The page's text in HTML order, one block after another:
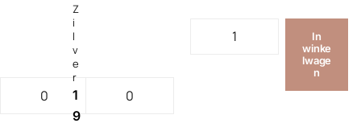
Z
i
l
v
e
r
1
9
In
winke
lwage
n